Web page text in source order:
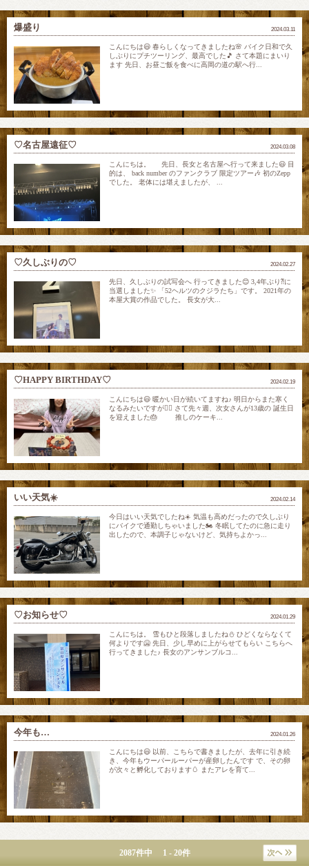
2024.03.11
爆盛り
こんにちは😃 春らしくなってきましたね🌸 バイク日和で久
しぶりにプチツーリング、最高でした🎵 さて本題にまいり
ます 先日、お昼ご飯を食べに高岡の道の駅へ行...
2024.03.08
♡名古屋遠征♡
こんにちは。 先日、長女と名古屋へ行って来ました😃 目
的は、 back number のファンクラブ 限定ツアー🎶 初のZepp
でした。 老体には堪えましたが、 ...
2024.02.27
♡久しぶりの♡
先日、久しぶりの試写会へ 行ってきました😊 3,4年ぶり⁈に
当選しました✨ 「52ヘルツのクジラたち」です。 2021年の
本屋大賞の作品でした。 長女が大...
2024.02.19
♡HAPPY BIRTHDAY♡
こんにちは😃 暖かい日が続いてますね♪ 明日からまた寒く
なるみたいですが😮‍💨 さて先々週、次女さんが13歳の 誕生日
を迎えました🎂 推しのケーキ...
2024.02.14
いい天気☀️
今日はいい天気でしたね☀️ 気温も高めだったので久しぶり
にバイクで通勤しちゃいました🏍️ 冬眠してたのに急に走り
出したので、本調子じゃないけど、気持ちよかっ...
2024.01.29
♡お知らせ♡
こんにちは。 雪もひと段落しましたね⛄️ ひどくならなくて
何よりです🥶 先日、少し早めに上がらせてもらい こちらへ
行ってきました♪ 長女のアンサンブルコ...
2024.01.26
今年も…
こんにちは😃 以前、こちらで書きましたが、去年に引き続
き、今年もウーパールーパーが産卵したんです で、その卵
が次々と孵化しております🥚 またアレを育て...
2087件中 1 - 20件